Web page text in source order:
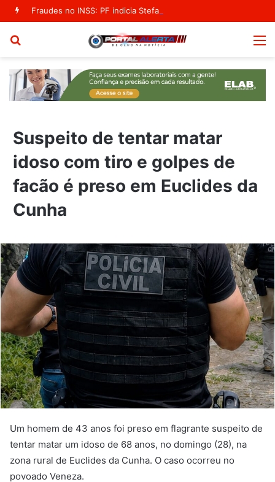
Suspeito de tentar matar
idoso com tiro e golpes de
facão é preso em Euclides da
Cunha
Um homem de 43 anos foi preso em flagrante suspeito de
tentar matar um idoso de 68 anos, no domingo (28), na
zona rural de Euclides da Cunha. O caso ocorreu no
povoado Veneza.